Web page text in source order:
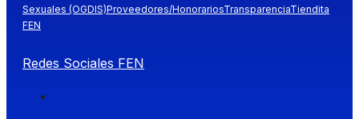
Sexuales (OGDIS)Proveedores/HonorariosTransparenciaTiendita
FEN
Redes Sociales FEN